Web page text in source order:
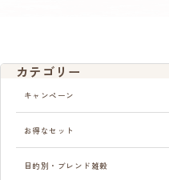
カテゴリー
キャンペーン
お得なセット
目的別・ブレンド雑穀